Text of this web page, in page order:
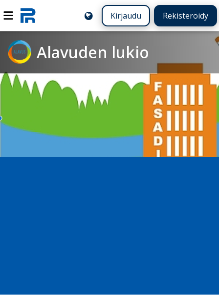
Kirjaudu Rekisteröidy
Alavuden lukio